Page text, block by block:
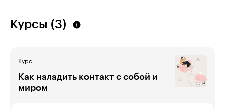
Курсы (3)
Курс
Как наладить контакт с собой и
миром